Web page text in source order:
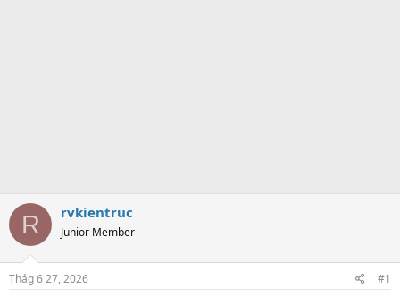
R rvkientruc
Junior Member
Thág 6 27, 2026 #1